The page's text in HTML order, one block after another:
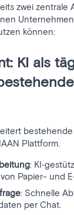
zwei zentrale
können:
KI als
Plattform.
:
Papier- und
: Schnelle
per Chat.